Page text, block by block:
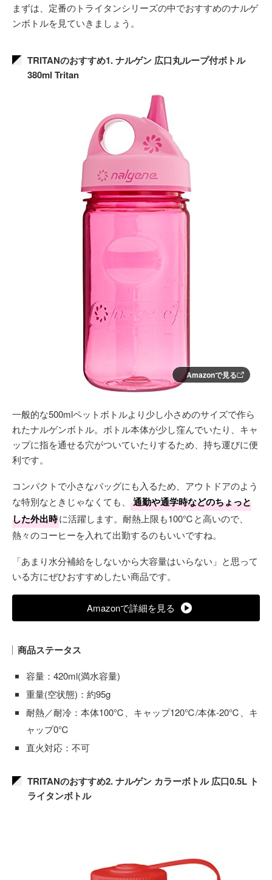
まずは、定番のトライタンシリーズの中でおすすめのナルゲ
ンボトルを見ていきましょう。
TRITANのおすすめ1. ナルゲン 広口丸ループ付ボトル
380ml Tritan
Amazonで見る
一般的な500mlペットボトルより少し小さめのサイズで作ら
れたナルゲンボトル。ボトル本体が少し窪んでいたり、キャ
ップに指を通せる穴がついていたりするため、持ち運びに便
利です。
コンパクトで小さなバッグにも入るため、アウトドアのよう
な特別なときじゃなくても、
通勤や通学時などのちょっと
した外出時に活躍します。耐熱上限も100℃と高いので、
熱々のコーヒーを入れて出勤するのもいいですね。
「あまり水分補給をしないから大容量はいらない」と思って
いる方にぜひおすすめしたい商品です。
Amazonで詳細を見る
商品ステータス
容量：420ml(満水容量)
重量(空状態)：約95g
耐熱／耐冷：本体100℃、キャップ120℃/本体-20℃、キ
ャップ0℃
直火対応：不可
TRITANのおすすめ2. ナルゲン カラーボトル 広口0.5L ト
ライタンボトル